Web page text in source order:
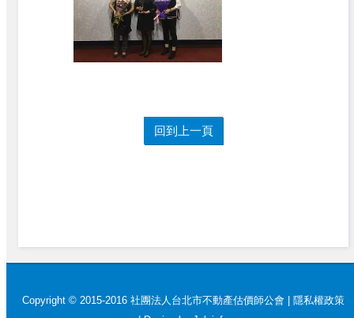
回到上一頁
Copyright © 2015-2016 社團法人台北市不動產估價師公會 | 隱私權政策